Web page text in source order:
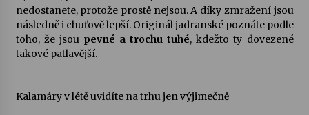
nedostanete, protože prostě nejsou. A díky zmražení jsou
následně i chuťově lepší. Originál jadranské poznáte podle
toho, že jsoupevné a trochu tuhé, kdežto ty dovezené
takové patlavější.
Kalamáry v létě uvidíte na trhu jen výjimečně